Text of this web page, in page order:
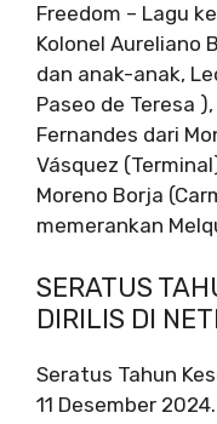
Freedom – Lagu
Kolonel Aureliano
dan anak-anak,
Paseo de Teresa
Fernandes dari
Vásquez
Moreno Borja
memerankan
SERATUS
DIRILIS DI
Seratus Tahun
11 Desember 2024.